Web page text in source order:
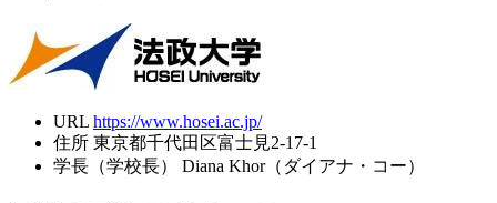
URL https://www.hosei.ac.jp/
住所 東京都千代田区富士見2-17-1
学長（学校長）
Diana Khor（ダイアナ・コー）